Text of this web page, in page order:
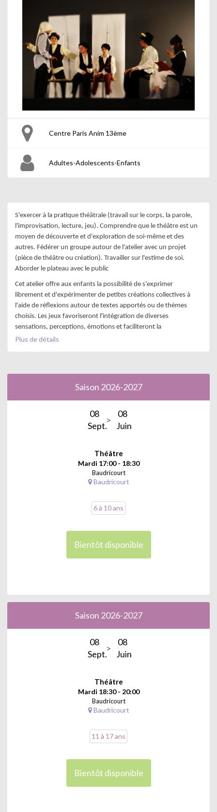
Centre Paris Anim 13ème
Adultes-Adolescents-Enfants
S'exercer à la pratique théâtrale (travail sur le corps, la parole,
l'improvisation, lecture, jeu). Comprendre que le théâtre est un
moyen de découverte et d'exploration de soi-même et des
autres. Fédérer un groupe autour de l'atelier avec un projet
(pièce de théâtre ou création). Travailler sur l'estime de soi.
Aborder le plateau avec le public
Cet atelier offre aux enfants la possibilité de s'exprimer
librement et d'expérimenter de petites créations collectives à
l'aide de réflexions autour de textes apportés ou de thèmes
choisis. Les jeux favoriseront l'intégration de diverses
sensations, perceptions, émotions et faciliteront la
concentration et l'assurance.
Plus de détails
Saison 2026-2027
08
Sept.
08
Juin
Théâtre
Mardi 17:00 - 18:30
Baudricourt
Baudricourt
6 à 10 ans
Bientôt disponible
Saison 2026-2027
08
Sept.
08
Juin
Théâtre
Mardi 18:30 - 20:00
Baudricourt
Baudricourt
11 à 17 ans
Bientôt disponible